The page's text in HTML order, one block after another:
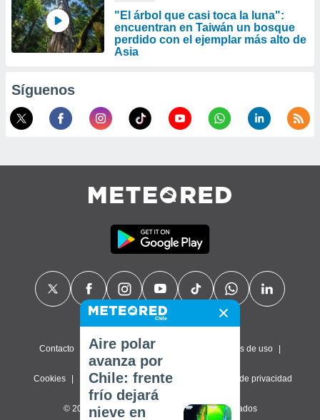
"El árbol que casi toca la luna":
encuentran en Taiwán un bosque
perdido con el ejemplar más alto de
Asia
Síguenos
Contacto Sobre nosotros Términos de uso
Cookies Política de privacidad Configuración de privacidad
© 2026 Meteored. Todos los derechos reservados
Aire polar
avanza por
Chile: frente
frío dejará
nieve en